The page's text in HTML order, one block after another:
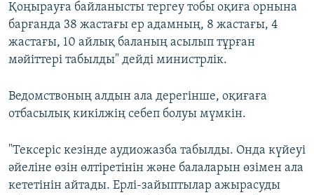
Қоңырауға байланысты тергеу тобы оқиға орнына
барғанда 38 жастағы ер адамның, 8 жастағы, 4
жастағы, 10 айлық баланың асылып тұрған
мәйіттері табылды" дейді министрлік.
Ведомствоның алдын ала дерегінше, оқиғаға
отбасылық кикілжің себеп болуы мүмкін.
"Тексеріс кезінде аудиожазба табылды. Онда күйеуі
әйеліне өзін өлтіретінін және балаларын өзімен ала
кететінін айтады. Ерлі-зайыптылар ажырасуды